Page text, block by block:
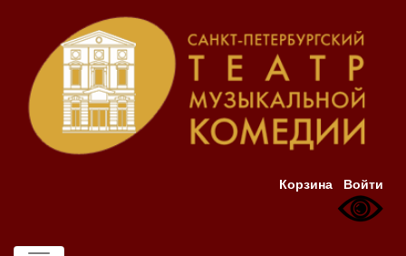
Корзина Войти